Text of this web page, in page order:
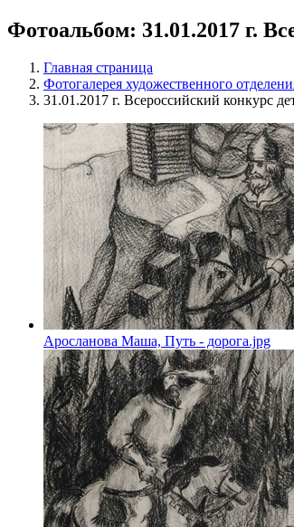
Фотоальбом: 31.01.2017 г.
Главная страница
Фотогалерея художественного
31.01.2017 г. Всероссийский конкурс
Аросланова Маша, Путь - дорога.jpg